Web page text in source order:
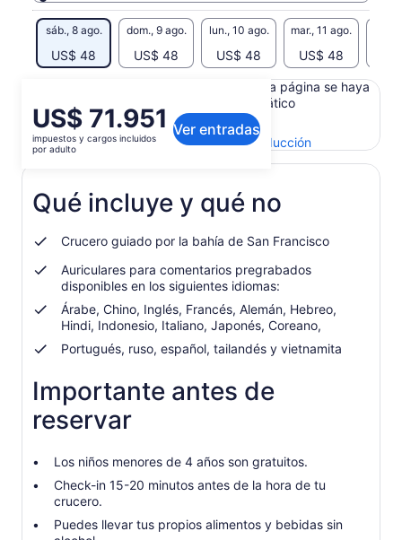
sáb., 8 ago.
US$ 48
dom., 9 ago.
US$ 48
lun., 10 ago.
US$ 48
mar., 11 ago.
US$ 48
El
precio
es
por
US$ 71.951
impuestos y cargos incluidos
por adulto
Ver entradas
Es posible que el contenido de esta página se haya
generado con un traductor automático
Ver el texto original (inglés)
Enviar comentarios sobre esta traducciónSe
Qué incluye y qué no
Crucero guiado por la bahía de San Francisco
Auriculares para comentarios pregrabados
disponibles en los siguientes idiomas:
Árabe, Chino, Inglés, Francés, Alemán, Hebreo,
Hindi, Indonesio, Italiano, Japonés, Coreano,
Portugués, ruso, español, tailandés y vietnamita
Importante antes de
reservar
Los niños menores de 4 años son gratuitos.
Check-in 15-20 minutos antes de la hora de tu
crucero.
Puedes llevar tus propios alimentos y bebidas sin